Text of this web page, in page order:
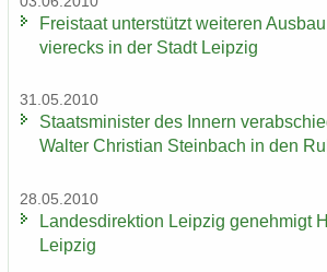
Frei­staat un­ter­stützt wei­te­ren
vier­ecks in der Stadt Leip­zig
31.05.2010
Staats­mi­nis­ter des In­nern
Wal­ter Chris­ti­an Stein­bach in den
28.05.2010
Lan­des­di­rek­ti­on Leip­zig ge­neh­migt
Leip­zig